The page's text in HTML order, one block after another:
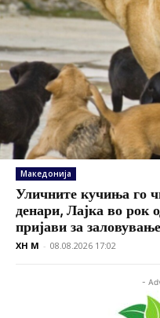
Македонија
Уличните кучиња го
денари, Лајка во рок
пријави за заловување
XH M - 08.08.2026 17:02
-